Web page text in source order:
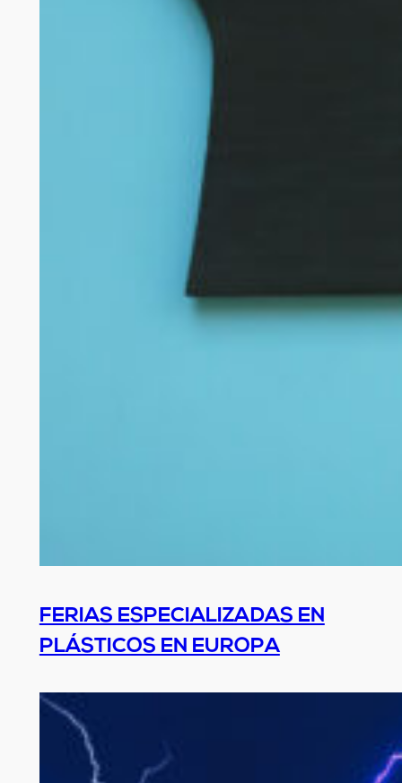
FERIAS ESPECIALIZADAS EN
PLÁSTICOS EN EUROPA